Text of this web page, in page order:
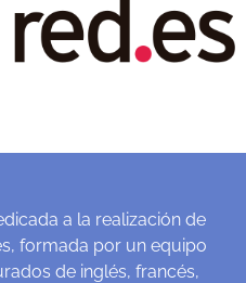
a la realización de
formada por un equipo
de inglés, francés,